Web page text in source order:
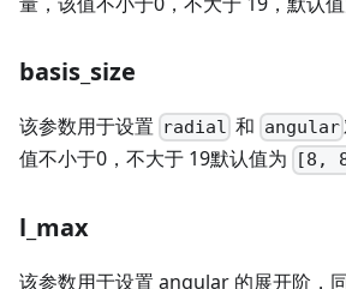
basis_size
该参数用于设置 radial 和 angular
值不小于0，不大于 19默认值为
[8,
l_max
该参数用于设置 angular 的展开阶，